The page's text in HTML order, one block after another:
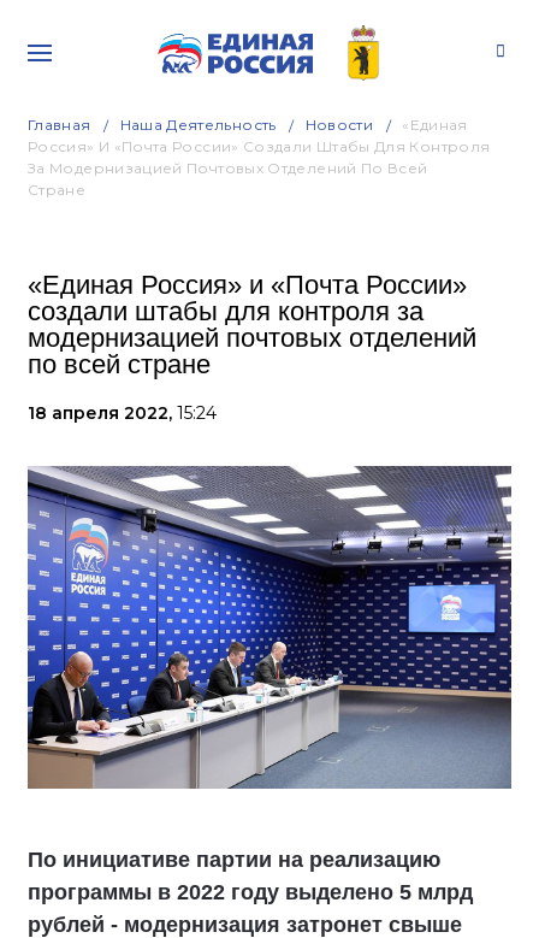
Главная Наша Деятельность Новости
«Единая
Россия» И «Почта России» Создали Штабы Для Контроля
За Модернизацией Почтовых Отделений По Всей
Стране
«Единая Россия» и «Почта России»
создали штабы для контроля за
модернизацией почтовых отделений
по всей стране
18 апреля 2022, 15:24
По инициативе партии на реализацию
программы в 2022 году выделено 5 млрд
рублей - модернизация затронет свыше